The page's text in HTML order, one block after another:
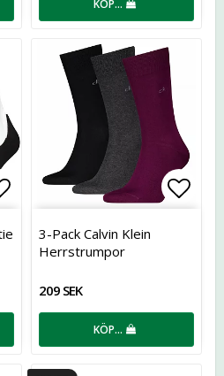
KÖP…
till i favoritlistan
3-Pack Calvin Klein
Herrstrumpor
209 SEK
KÖP…